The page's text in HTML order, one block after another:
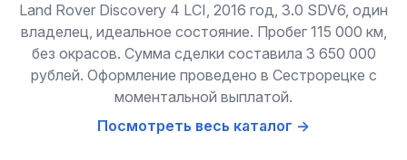
Land Rover Discovery 4 LCI, 2016 год, 3.0 SDV6, один
владелец, идеальное состояние. Пробег 115 000 км,
без окрасов. Сумма сделки составила 3 650 000
рублей. Оформление проведено в Сестрорецке с
моментальной выплатой.
Посмотреть весь каталог →